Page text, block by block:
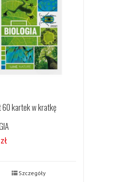
60 kartek w kratkę
zł
Szczegóły